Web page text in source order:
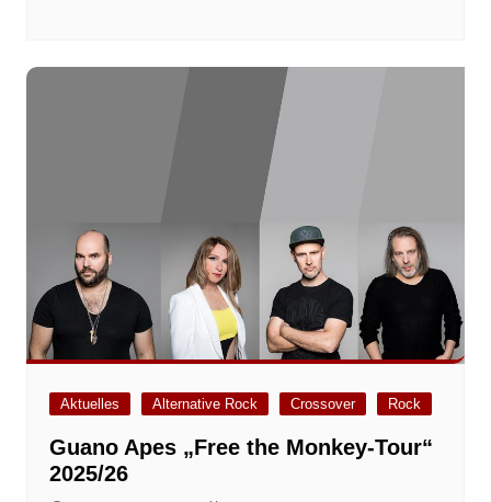
Aktuelles Alternative Rock Crossover Rock
Guano Apes „Free the Monkey-Tour“
2025/26